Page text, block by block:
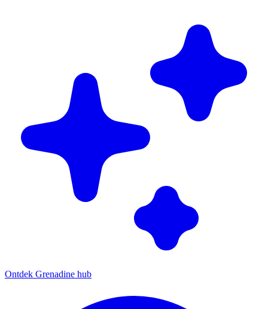
Ontdek Grenadine hub